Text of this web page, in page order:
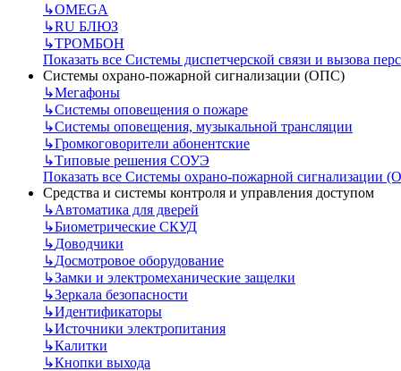
↳OMEGA
↳RU БЛЮЗ
↳ТРОМБОН
Показать все Системы диспетчерской связи и вызова
Системы охрано-пожарной сигнализации (ОПС)
↳Мегафоны
↳Системы оповещения о пожаре
↳Системы оповещения, музыкальной трансляции
↳Громкоговорители абонентские
↳Типовые решения СОУЭ
Показать все Системы охрано-пожарной сигнализации
Средства и системы контроля и управления доступом
↳Автоматика для дверей
↳Биометрические СКУД
↳Доводчики
↳Досмотровое оборудование
↳Замки и электромеханические защелки
↳Зеркала безопасности
↳Идентификаторы
↳Источники электропитания
↳Калитки
↳Кнопки выхода